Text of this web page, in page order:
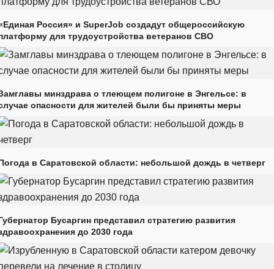
Россия» и SuperJob создадут общероссийскую
для трудоустройства ветеранов СВО
минздрава о тлеющем полигоне в Энгельсе: в
опасности для жителей были бы приняты меры
в Саратовской области: небольшой дождь в четверг
Бусаргин представил стратегию развития
до 2030 года